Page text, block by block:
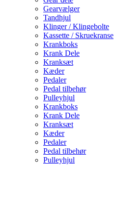
Gearvælger
Tandhjul
Klinger / Klingebolte
Kassette / Skruekranse
Krankboks
Krank Dele
Kranksæt
Kæder
Pedaler
Pedal tilbehør
Pulleyhjul
Krankboks
Krank Dele
Kranksæt
Kæder
Pedaler
Pedal tilbehør
Pulleyhjul